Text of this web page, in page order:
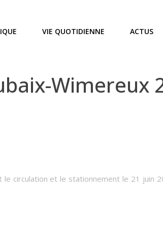
VIE QUOTIDIENNE ACTUS
Wimereux
circulation et le stationnement le 21 juin